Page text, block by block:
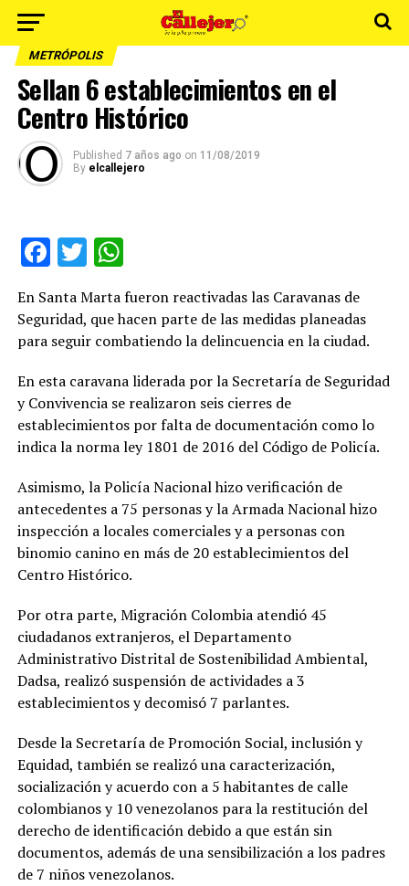
METRÓPOLIS
Sellan 6 establecimientos en el
Centro Histórico
Published 7 años ago on 11/08/2019
By elcallejero
Facebook
TwitterWhatsApp
En Santa Marta fueron reactivadas las Caravanas de
Seguridad, que hacen parte de las medidas planeadas
para seguir combatiendo la delincuencia en la ciudad.
En esta caravana liderada por la Secretaría de Seguridad
y Convivencia se realizaron seis cierres de
establecimientos por falta de documentación como lo
indica la norma ley 1801 de 2016 del Código de Policía.
Asimismo, la Policía Nacional hizo verificación de
antecedentes a 75 personas y la Armada Nacional hizo
inspección a locales comerciales y a personas con
binomio canino en más de 20 establecimientos del
Centro Histórico.
Por otra parte, Migración Colombia atendió 45
ciudadanos extranjeros, el Departamento
Administrativo Distrital de Sostenibilidad Ambiental,
Dadsa, realizó suspensión de actividades a 3
establecimientos y decomisó 7 parlantes.
Desde la Secretaría de Promoción Social, inclusión y
Equidad, también se realizó una caracterización,
socialización y acuerdo con a 5 habitantes de calle
colombianos y 10 venezolanos para la restitución del
derecho de identificación debido a que están sin
documentos, además de una sensibilización a los padres
de 7 niños venezolanos.